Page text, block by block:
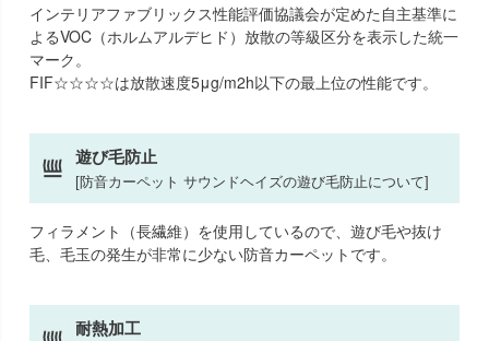
インテリアファブリックス性能評価協議会が定めた自主基準に
よるVOC（ホルムアルデヒド）放散の等級区分を表示した統一
マーク。
FIF☆☆☆☆は放散速度5μg/m2h以下の最上位の性能です。
遊び毛防止
[防音カーペット サウンドヘイズの遊び毛防止について]
フィラメント（長繊維）を使用しているので、遊び毛や抜け
毛、毛玉の発生が非常に少ない防音カーペットです。
耐熱加工